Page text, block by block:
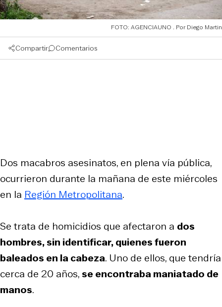
FOTO: AGENCIAUNO Diego Martin
Compartir Comentarios
Dos macabros asesinatos, en plena vía pública,
ocurrieron durante la mañana de este miércoles
en la Región Metropolitana.
Se trata de homicidios que afectaron a dos
hombres, sin identificar, quienes fueron
baleados en la cabeza. Uno de ellos, que tendría
cerca de 20 años,se encontraba maniatado de
manos.